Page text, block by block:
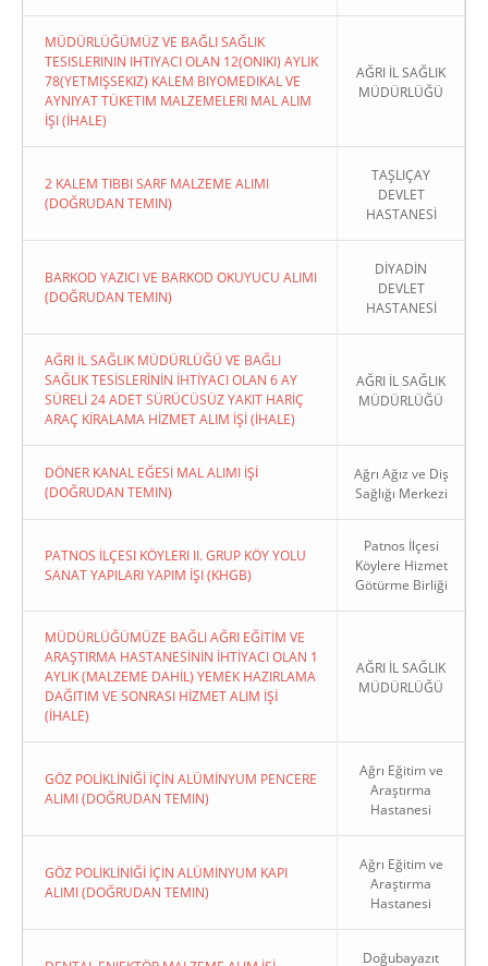
MÜDÜRLÜĞÜMÜZ VE BAĞLI SAĞLIK
TESISLERININ IHTIYACI OLAN 12(ONIKI) AYLIK
78(YETMIŞSEKIZ) KALEM BIYOMEDIKAL VE
AYNIYAT TÜKETIM MALZEMELERI MAL ALIM
İŞI (İHALE)
AĞRI İL SAĞLIK
MÜDÜRLÜĞÜ
2 KALEM TIBBI SARF MALZEME ALIMI
(DOĞRUDAN TEMIN)
TAŞLIÇAY
DEVLET
HASTANESİ
BARKOD YAZICI VE BARKOD OKUYUCU ALIMI
(DOĞRUDAN TEMIN)
DİYADİN
DEVLET
HASTANESİ
AĞRI İL SAĞLIK MÜDÜRLÜĞÜ VE BAĞLI
SAĞLIK TESİSLERİNİN İHTİYACI OLAN 6 AY
SÜRELİ 24 ADET SÜRÜCÜSÜZ YAKIT HARİÇ
ARAÇ KİRALAMA HİZMET ALIM İŞİ (İHALE)
AĞRI İL SAĞLIK
MÜDÜRLÜĞÜ
DÖNER KANAL EĞESİ MAL ALIMI İŞİ
(DOĞRUDAN TEMIN)
Ağrı Ağız ve Diş
Sağlığı Merkezi
PATNOS İLÇESI KÖYLERI II. GRUP KÖY YOLU
SANAT YAPILARI YAPIM İŞI (KHGB)
Patnos İlçesi
Köylere Hizmet
Götürme Birliği
MÜDÜRLÜĞÜMÜZE BAĞLI AĞRI EĞİTİM VE
ARAŞTIRMA HASTANESİNİN İHTİYACI OLAN 1
AYLIK (MALZEME DAHİL) YEMEK HAZIRLAMA
DAĞITIM VE SONRASI HİZMET ALIM İŞİ
(İHALE)
AĞRI İL SAĞLIK
MÜDÜRLÜĞÜ
GÖZ POLİKLİNİĞİ İÇİN ALÜMİNYUM PENCERE
ALIMI (DOĞRUDAN TEMIN)
Ağrı Eğitim ve
Araştırma
Hastanesi
GÖZ POLİKLİNİĞİ İÇİN ALÜMİNYUM KAPI
ALIMI (DOĞRUDAN TEMIN)
Ağrı Eğitim ve
Araştırma
Hastanesi
Doğubayazıt